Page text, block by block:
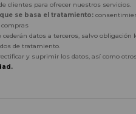
clientes para ofrecer nuestros servicios.
se basa el tratamiento:
datos a terceros, salvo obligación
de tratamiento.
y suprimir los datos, así como